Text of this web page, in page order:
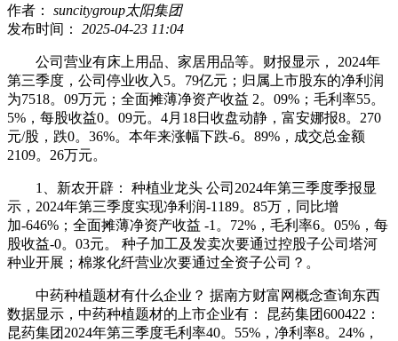
作者： suncitygroup太阳集团
发布时间： 2025-04-23 11:04
公司营业有床上用品、家居用品等。财报显示， 2024年
第三季度，公司停业收入5。79亿元；归属上市股东的净利润
为7518。09万元；全面摊薄净资产收益 2。09%；毛利率55。
5%，每股收益0。09元。4月18日收盘动静，富安娜报8。270
元/股，跌0。36%。本年来涨幅下跌-6。89%，成交总金额
2109。26万元。
1、新农开辟： 种植业龙头 公司2024年第三季度季报显
示，2024年第三季度实现净利润-1189。85万，同比增
加-646%；全面摊薄净资产收益 -1。72%，毛利率6。05%，每
股收益-0。03元。 种子加工及发卖次要通过控股子公司塔河
种业开展；棉浆化纤营业次要通过全资子公司？。
中药种植题材有什么企业？ 据南方财富网概念查询东西
数据显示，中药种植题材的上市企业有： 昆药集团600422：
昆药集团2024年第三季度毛利率40。55%，净利率8。24%，